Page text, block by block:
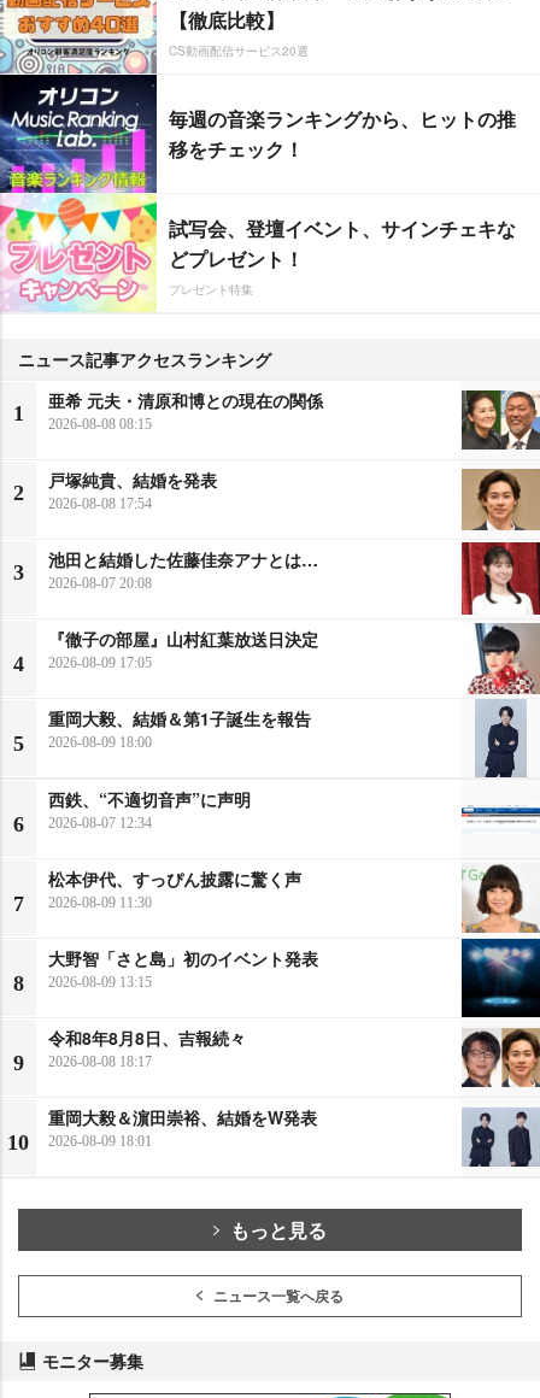
【徹底比較】
CS動画配信サービス20選
毎週の音楽ランキングから、ヒットの推
移をチェック！
試写会、登壇イベント、サインチェキな
どプレゼント！
プレゼント特集
ニュース記事アクセスランキング
1
亜希 元夫・清原和博との現在の関係
2026-08-08 08:15
2
戸塚純貴、結婚を発表
2026-08-08 17:54
3
池田と結婚した佐藤佳奈アナとは…
2026-08-07 20:08
4
『徹子の部屋』山村紅葉放送日決定
2026-08-09 17:05
5
重岡大毅、結婚＆第1子誕生を報告
2026-08-09 18:00
6
西鉄、“不適切音声”に声明
2026-08-07 12:34
7
松本伊代、すっぴん披露に驚く声
2026-08-09 11:30
8
大野智「さと島」初のイベント発表
2026-08-09 13:15
9
令和8年8月8日、吉報続々
2026-08-08 18:17
10
重岡大毅＆濵田崇裕、結婚をW発表
2026-08-09 18:01
もっと見る
ニュース一覧へ戻る
モニター募集